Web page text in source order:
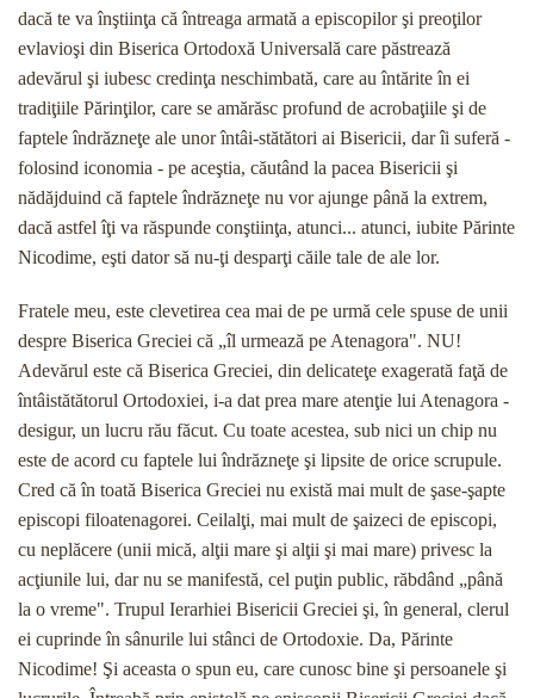
dacă te va înştiinţa că întreaga armată a episcopilor şi preoţilor
evlavioşi din Biserica Ortodoxă Universală care păstrează
adevărul şi iubesc credinţa neschim­bată, care au întărite în ei
tradiţiile Părinţilor, care se amărăsc profund de acrobaţiile şi de
faptele îndrăzne­ţe ale unor întâi-stătători ai Bisericii, dar îi suferă -
folosind iconomia - pe aceştia, căutând la pacea Bi­sericii şi
nădăjduind că faptele îndrăzneţe nu vor ajunge până la extrem,
dacă astfel îţi va răspunde conştiinţa, atunci... atunci, iubite Părinte
Nicodime, eşti dator să nu-ţi desparţi căile tale de ale lor.
Fratele meu, este clevetirea cea mai de pe urmă cele spuse de unii
despre Biserica Greciei că „îl ur­mează pe Atenagora". NU!
Adevărul este că Biserica Greciei, din delicateţe exagerată faţă de
întâistătătorul Ortodoxiei, i-a dat prea mare atenţie lui Atenagora -
desigur, un lucru rău făcut. Cu toate acestea, sub nici un chip nu
este de acord cu faptele lui îndrăzneţe şi lipsite de orice scrupule.
Cred că în toată Biserica Greciei nu există mai mult de şase-şapte
episcopi filoatenagorei. Ceilalţi, mai mult de şaizeci de epis­copi,
cu neplăcere (unii mică, alţii mare şi alţii şi mai mare) privesc la
acţiunile lui, dar nu se manifestă, cel puţin public, răbdând „până
la o vreme". Trupul Ie­rarhiei Bisericii Greciei şi, în general, clerul
ei cuprin­de în sânurile lui stânci de Ortodoxie. Da, Părinte
Nicodime! Şi aceasta o spun eu, care cunosc bine şi persoanele şi